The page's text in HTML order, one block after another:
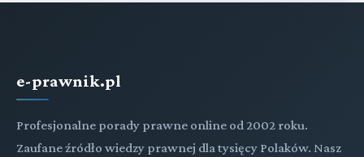
e-prawnik.pl
Profesjonalne porady prawne online od 2002 roku.
Zaufane źródło wiedzy prawnej dla tysięcy Polaków. Nasz